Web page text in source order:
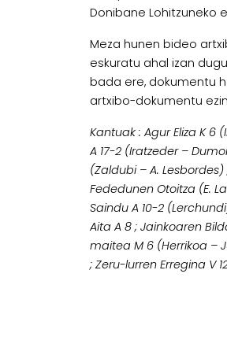
Donibane Lohitzuneko
Meza hunen bideo
eskuratu ahal izan
bada ere, dokumentu
artxibo-dokumentu
Kantuak : Agur Eliza K 6
A 17-2 (Iratzeder –
(Zaldubi – A.
Fededunen Otoitza (E.
Saindu A 10-2
Aita A 8 ; Jainkoaren
maitea M 6 (Herrikoa –
; Zeru-lurren Erregina V